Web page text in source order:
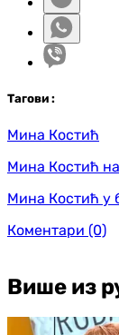
Тагови :
Мина Костић
Мина Костић на
Мина Костић у
Коментари (0)
Више из